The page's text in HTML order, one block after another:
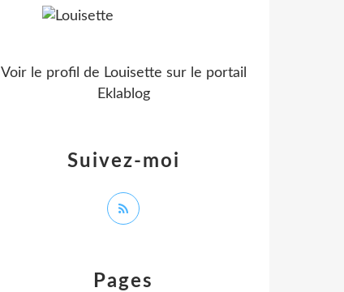
Pages
Suivez-moi
Voir le profil de Louisette sur le portail
Eklablog